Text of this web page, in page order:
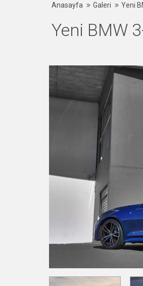
Anasayfa Galeri Yeni
Yeni BMW